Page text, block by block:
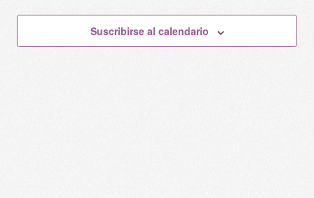
de
Suscribirse al calendario